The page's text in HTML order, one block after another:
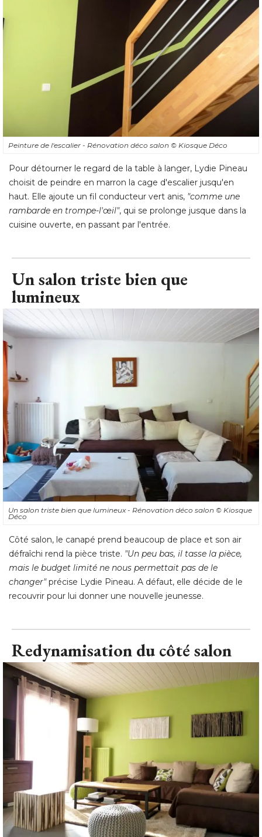
Peinture de l'escalier - Rénovation déco salon © Kiosque Déco
Pour détourner le regard de la table à langer, Lydie Pineau
choisit de peindre en marron la cage d'escalier jusqu'en
haut. Elle ajoute un fil conducteur vert anis, "comme une
rambarde en trompe-l'œil", qui se prolonge jusque dans la
cuisine ouverte, en passant par l'entrée.
Un salon triste bien que
lumineux
Un salon triste bien que lumineux - Rénovation déco salon © Kiosque
Déco
Côté salon, le canapé prend beaucoup de place et son air
défraîchi rend la pièce triste. "Un peu bas, il tasse la pièce,
mais le budget limité ne nous permettait pas de le
changer"précise Lydie Pineau. A défaut, elle décide de le
recouvrir pour lui donner une nouvelle jeunesse.
Redynamisation du côté salon